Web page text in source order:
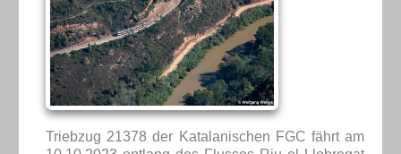
Triebzug 21378 der Katalanischen FGC fährt am